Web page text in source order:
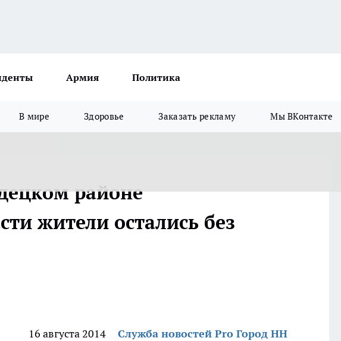
Армия Политика
В мире Здоровье Заказать рекламу Мы ВКонтакте
районе
жители остались без
16 августа 2014
Служба новостей Pro Город НН